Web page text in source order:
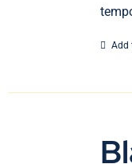
Add